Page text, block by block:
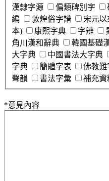
漢隸字源
偏類碑別字
編
敦煌俗字譜 宋元
本)
康熙字典 字辨
角川漢和辭典
韓國基礎
大字典
中國書法大字典
字典
簡體字表 佛教難
聲韻
書法字彙 補充資
*意見內容